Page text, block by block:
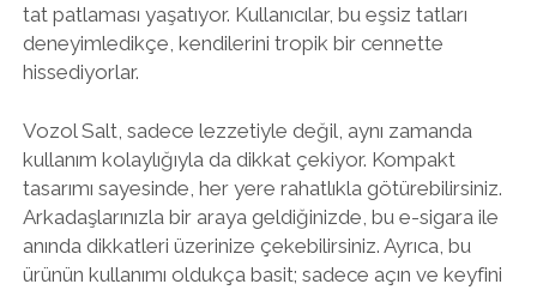
tat patlaması yaşatıyor. Kullanıcılar, bu eşsiz tatları
deneyimledikçe, kendilerini tropik bir cennette
hissediyorlar.
Vozol Salt, sadece lezzetiyle değil, aynı zamanda
kullanım kolaylığıyla da dikkat çekiyor. Kompakt
tasarımı sayesinde, her yere rahatlıkla götürebilirsiniz.
Arkadaşlarınızla bir araya geldiğinizde, bu e-sigara ile
anında dikkatleri üzerinize çekebilirsiniz. Ayrıca, bu
ürünün kullanımı oldukça basit; sadece açın ve keyfini